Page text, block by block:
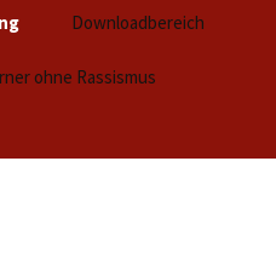
Downloadbereich
Formulare zur Anmeldung
ohne Rassismus
/ Unsere